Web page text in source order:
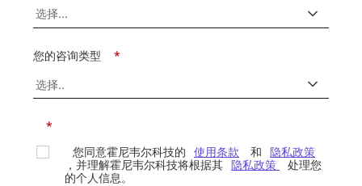
*
您的咨询类型
*
您同意霍尼韦尔科技的 使用条款 和 隐私政策
，并理解霍尼韦尔科技将根据其 隐私政策
处理您
的个人信息。